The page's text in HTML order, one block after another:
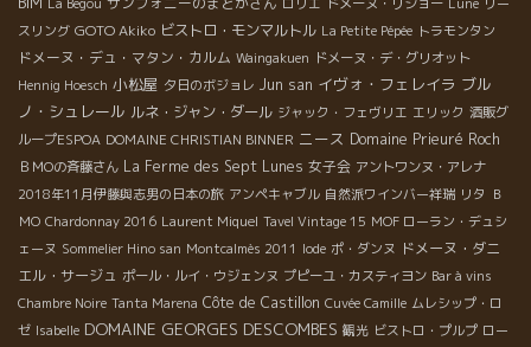
La Begou ロリエ ドメーヌ・リショー Lune リー
スリング GOTO Akiko ビストロ・モンマルトル La Petite Pépée トラモンタン
ドメーヌ・デュ・マタン・カルム Waingakuen ドメーヌ・デ・グリオット
Hennig Hoesch 小松屋 夕日のボジョレ Jun san イヴォ・フェレイラ ブル
ノ・シュレール ルネ・ジャン・ダール ジャック・フェヴリエ エリック 酒販グ
ループESPOA DOMAINE CHRISTIAN BINNER ニース Domaine Prieuré Roch
ＢＭОの斉藤さん La Ferme des Sept Lunes 女子会 アントワンヌ・アレナ
2018年11月伊藤與志男の日本の旅 アンペキャブル 自然派ワインバー祥瑞 リタ Ｂ
ＭО Chardonnay 2016 Laurent Miquel Tavel Vintage 15 MOF ローラン・デュシ
ェーヌ Sommelier Hino san Montcalmès 2011 Iode ポ・ダンヌ ドメーヌ・ダニ
エル・サージュ ポール・ルイ・ウジェンヌ プピーユ・カスティヨン Bar à vins
Chambre Noire Tanta Marena Côte de Castillon Cuvée Camille ムレシップ・ロ
ゼ Isabelle DOMAINE GEORGES DESCOMBES 観光 ビストロ・プルプ ロー